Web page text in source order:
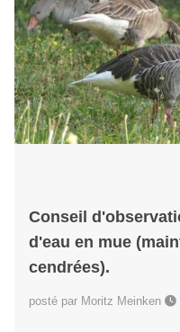
Conseil
d'eau en mue
cendrées).
posté par Moritz Meinken